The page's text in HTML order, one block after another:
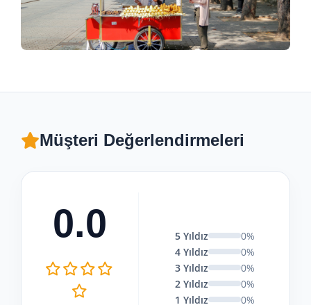
Müşteri Değerlendirmeleri
0.0 5 Yıldız
0%
4 Yıldız
0%
3 Yıldız
0%
2 Yıldız
0%
1 Yıldız
0%